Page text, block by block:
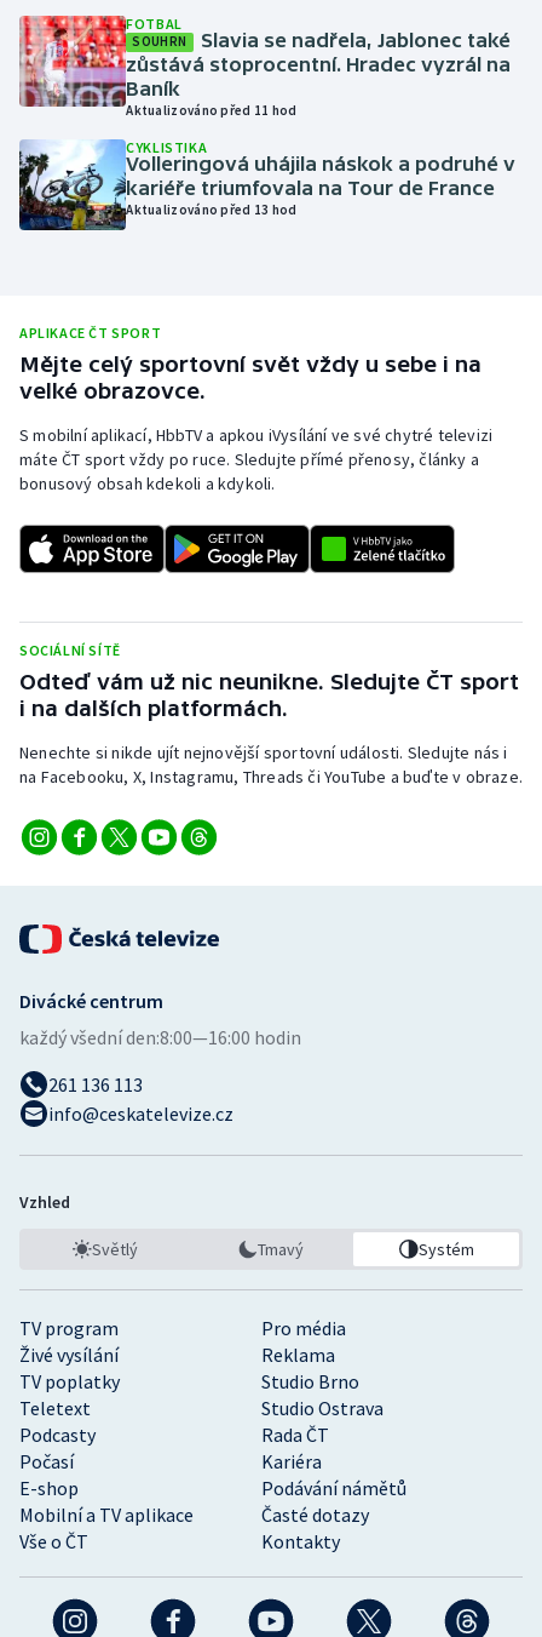
Moderní pětiboj
Motorsport
Olympijské hry
Parasport
Plážový volejbal
Ragby
Rychlobruslení
Short track
Sportovní střelba
Stolní tenis
Triatlon
Vodní slalom
FOTBAL
SOUHRN
Slavia se nadřela, Jablonec také
zůstává stoprocentní. Hradec vyzrál na
Baník
Aktualizováno před 11 hod
CYKLISTIKA
Volleringová uhájila náskok a podruhé v
kariéře triumfovala na Tour de France
Aktualizováno před 13 hod
APLIKACE ČT SPORT
Mějte celý sportovní svět vždy u sebe i na
velké obrazovce.
S mobilní aplikací, HbbTV a apkou iVysílání ve své chytré televizi
máte ČT sport vždy po ruce. Sledujte přímé přenosy, články a
bonusový obsah kdekoli a kdykoli.
SOCIÁLNÍ SÍTĚ
Odteď vám už nic neunikne. Sledujte ČT sport
i na dalších platformách.
Nenechte si nikde ujít nejnovější sportovní události. Sledujte nás i
na Facebooku, X, Instagramu, Threads či YouTube a buďte v obraze.
TV program
Pro média
Živé vysílání
Reklama
TV poplatky
Studio Brno
Teletext
Studio Ostrava
Podcasty
Rada ČT
Počasí
Kariéra
E-shop
Podávání námětů
Mobilní a TV aplikace
Časté dotazy
Vše o ČT
Kontakty
Divácké centrum
každý všední den:8:00—16:00 hodin
261 136 113
info@ceskatelevize.cz
Vzhled
Světlý Tmavý Systém